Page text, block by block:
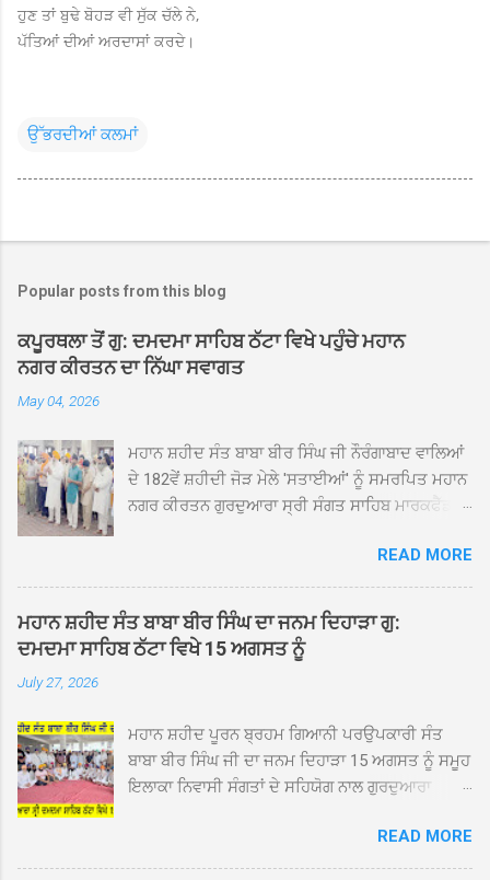
ਹੁਣ ਤਾਂ ਬੁਢੇ ਬੋਹੜ ਵੀ ਸੁੱਕ ਚੱਲੇ ਨੇ,
ਪੱਤਿਆਂ ਦੀਆਂ ਅਰਦਾਸਾਂ ਕਰਦੇ।
ਉੱਭਰਦੀਆਂ ਕਲਮਾਂ
Popular posts from this blog
ਕਪੂਰਥਲਾ ਤੋਂ ਗੁ: ਦਮਦਮਾ ਸਾਹਿਬ ਠੱਟਾ ਵਿਖੇ ਪਹੁੰਚੇ ਮਹਾਨ
ਨਗਰ ਕੀਰਤਨ ਦਾ ਨਿੱਘਾ ਸਵਾਗਤ
May 04, 2026
ਮਹਾਨ ਸ਼ਹੀਦ ਸੰਤ ਬਾਬਾ ਬੀਰ ਸਿੰਘ ਜੀ ਨੌਰੰਗਾਬਾਦ ਵਾਲਿਆਂ
ਦੇ 182ਵੇਂ ਸ਼ਹੀਦੀ ਜੋੜ ਮੇਲੇ 'ਸਤਾਈਆਂ' ਨੂੰ ਸਮਰਪਿਤ ਮਹਾਨ
ਨਗਰ ਕੀਰਤਨ ਗੁਰਦੁਆਰਾ ਸ੍ਰੀ ਸੰਗਤ ਸਾਹਿਬ ਮਾਰਕਫੈੱਡ
ਸਰਪ੍ਰਸਤੀ ਹੇਠ, ਪੰਜ ਪਿਆਰਿਆਂ ਦੀ ਅਗਵਾਈ ਵਿੱਚ
ਮਹੱਲਾ ਸੰਤਪੁਰਾ ਤੋਂ ਪ੍ਰਾਰੰਭ ਹੋ ਕੇ ਪਿੰਡ ਭਗਤਪੁਰ,
ਭਗਵਾਨਪੁਰ, ਝੁੱਗੀਆਂ ਗੁਲਾਮ, ਮਜਾਦਪੁਰ, ਕੁੱਲੀਆਂ, ਰੱਤਾ ਨੌ
ਅਬਾਦ, ਕੋਲੀਆਂਵਾਲ, ਅੱਡਾ ਸਾਬੂਵਾਲ, ਦਰੀਏਵਾਲ,
ਟੋਡਰਵਾਲ, ਨਵਾਂ ਠੱਟਾ, ਪੁਰਾਣਾ ਠੱਟਾ ਤੋਂ ਹੁੰਦਾ ਹੋਇਆ
ਵਿਖੇ ਪਹੁੰਚਣ ’ਤੇ ਮੁੱਖ ਸੇਵਾਦਾਰ ਸੰਤ ਬਾਬਾ ਹਰਜੀਤ ਸਿੰਘ ਤੇ
ਇਲਾਕੇ ਦੀਆਂ ਸੰਗਤਾਂ ਵੱਲੋਂ ਜੈਕਾਰਿਆਂ ਦੀ ਗੂੰਜ ਵਿਚ ਨਿੱਘਾ
ਸਵਾਗਤ ਕੀਤਾ ਗਿਆ। ਗੁਰਦੁਆਰਾ ਸ੍ਰੀ ਦਮਦਮਾ ਸਾਹਿਬ
ਇਸ ਮੌਕੇ ਪੰਜ ਪਿਆਰੇ ਸਾਹਿਬਾਨ ਤੇ ਨਗਰ ਕੀਰਤਨ ਦੇ
ਪ੍ਰਬੰਧਕਾਂ ਦਾ ਗੁਰਦੁਆਰਾ ਦਮਦਮਾ ਸਾਹਿਬ ਠੱਟਾ ਦੇ ਮੁੱਖ
READ MORE
ਮਹਾਨ ਸ਼ਹੀਦ ਸੰਤ ਬਾਬਾ ਬੀਰ ਸਿੰਘ ਦਾ ਜਨਮ ਦਿਹਾੜਾ ਗੁ:
ਦਮਦਮਾ ਸਾਹਿਬ ਠੱਟਾ ਵਿਖੇ 15 ਅਗਸਤ ਨੂੰ
July 27, 2026
ਮਹਾਨ ਸ਼ਹੀਦ ਪੂਰਨ ਬ੍ਰਹਮ ਗਿਆਨੀ ਪਰਉਪਕਾਰੀ ਸੰਤ
ਬਾਬਾ ਬੀਰ ਸਿੰਘ ਜੀ ਦਾ ਜਨਮ ਦਿਹਾੜਾ 15 ਅਗਸਤ ਨੂੰ ਸਮੂਹ
ਇਲਾਕਾ ਨਿਵਾਸੀ ਸੰਗਤਾਂ ਦੇ ਸਹਿਯੋਗ ਨਾਲ ਗੁਰਦੁਆਰਾ
ਹਰਜੀਤ ਸਿੰਘ ਕਾਰ ਸੇਵਾ ਵਾਲਿਆਂ ਦੀ ਅਗਵਾਈ ਹੇਠ ਬੜੀ
ਸ਼ਰਧਾ ਭਾਵਨਾ ਅਤੇ ਸਤਿਕਾਰ ਸਹਿਤ ਮਨਾਇਆ ਜਾ ਰਿਹਾ
READ MORE